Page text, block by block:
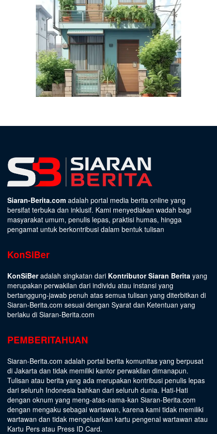
Siaran-Berita.com adalah portal media berita online yang
bersifat terbuka dan inklusif. Kami menyediakan wadah bagi
masyarakat umum, penulis lepas, praktisi humas, hingga
pengamat untuk berkontribusi dalam bentuk tulisan
KonSiBer
KonSiBeradalah singkatan dari Kontributor Siaran Berita yang
merupakan perwakilan dari individu atau instansi yang
bertanggung-jawab penuh atas semua tulisan yang diterbitkan di
Siaran-Berita.com sesuai dengan Syarat dan Ketentuan yang
berlaku di Siaran-Berita.com
PEMBERITAHUAN
Siaran-Berita.com adalah portal berita komunitas yang berpusat
di Jakarta dan tidak memiliki kantor perwakilan dimanapun.
Tulisan atau berita yang ada merupakan kontribusi penulis lepas
dari seluruh Indonesia bahkan dari seluruh dunia. Hati-Hati
dengan oknum yang meng-atas-nama-kan Siaran-Berita.com
dengan mengaku sebagai wartawan, karena kami tidak memiliki
wartawan dan tidak mengeluarkan kartu pengenal wartawan atau
Kartu Pers atau Press ID Card.